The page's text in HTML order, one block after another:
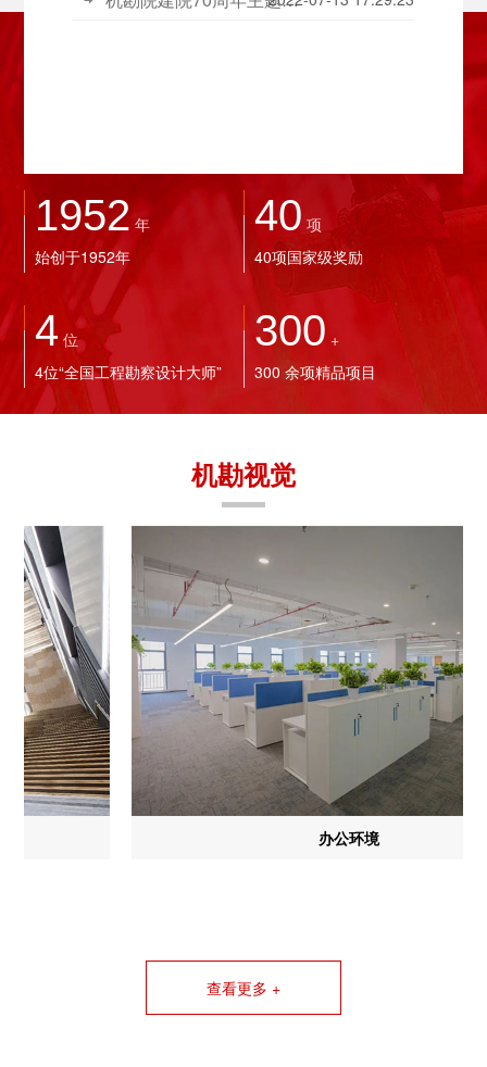
1952 年
始创于1952年
40 项
40项国家级奖励
4 位
4位“全国工程勘察设计大师”
300 +
300 余项精品项目
机勘视觉
办公环境
查看更多 +